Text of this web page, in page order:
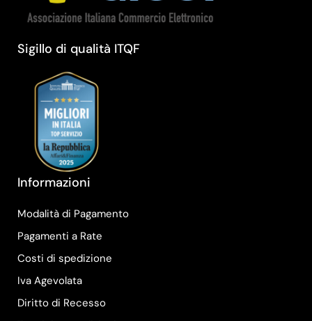
Sigillo di qualità ITQF
Informazioni
Modalità di Pagamento
Pagamenti a Rate
Costi di spedizione
Iva Agevolata
Diritto di Recesso